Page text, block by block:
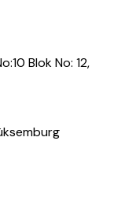
Blok No: 12,